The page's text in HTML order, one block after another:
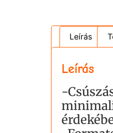
Leírás
Leírás
-